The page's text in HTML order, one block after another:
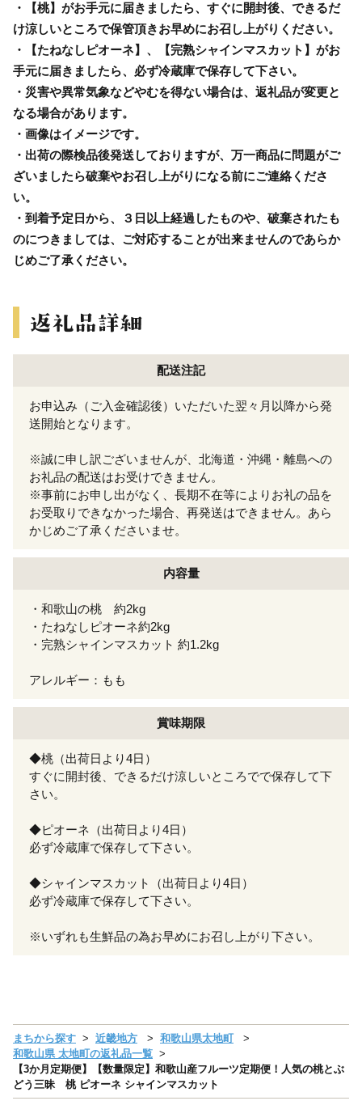
・【桃】がお手元に届きましたら、すぐに開封後、できるだ
け涼しいところで保管頂きお早めにお召し上がりください。
・【たねなしピオーネ】、【完熟シャインマスカット】がお
手元に届きましたら、必ず冷蔵庫で保存して下さい。
・災害や異常気象などやむを得ない場合は、返礼品が変更と
なる場合があります。
・画像はイメージです。
・出荷の際検品後発送しておりますが、万一商品に問題がご
ざいましたら破棄やお召し上がりになる前にご連絡くださ
い。
・到着予定日から、３日以上経過したものや、破棄されたも
のにつきましては、ご対応することが出来ませんのであらか
じめご了承ください。
配送注記
お申込み（ご入金確認後）いただいた翌々月以降から発
送開始となります。
※誠に申し訳ございませんが、北海道・沖縄・離島への
お礼品の配送はお受けできません。
※事前にお申し出がなく、長期不在等によりお礼の品を
お受取りできなかった場合、再発送はできません。あら
かじめご了承くださいませ。
内容量
・和歌山の桃 約2kg
・たねなしピオーネ約2kg
・完熟シャインマスカット 約1.2kg
アレルギー：もも
賞味期限
◆桃（出荷日より4日）
すぐに開封後、できるだけ涼しいところでで保存して下
さい。
◆ピオーネ（出荷日より4日）
必ず冷蔵庫で保存して下さい。
◆シャインマスカット（出荷日より4日）
必ず冷蔵庫で保存して下さい。
※いずれも生鮮品の為お早めにお召し上がり下さい。
まちから探す 近畿地方
和歌山県太地町
和歌山県 太地町の返礼品一覧
【3か月定期便】【数量限定】和歌山産フルーツ定期便！人気の桃とぶ
どう三昧 桃 ピオーネ シャインマスカット